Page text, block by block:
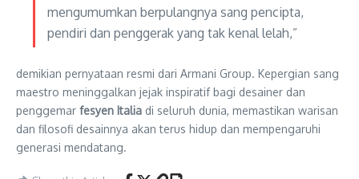
mengumumkan berpulangnya sang pencipta,
pendiri dan penggerak yang tak kenal lelah,”
demikian pernyataan resmi dari Armani Group. Kepergian sang
maestro meninggalkan jejak inspiratif bagi desainer dan
penggemar fesyen Italia di seluruh dunia, memastikan warisan
dan filosofi desainnya akan terus hidup dan mempengaruhi
generasi mendatang.